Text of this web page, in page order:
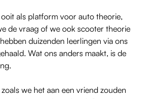
ooit als platform voorauto theorie,
de vraag of we ook scooter theorie
duizenden leerlingen via ons
Wat ons anders maakt, is de
we het aan een vriend zouden